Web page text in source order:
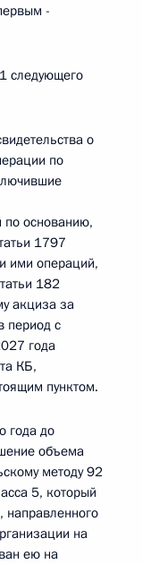
-
следующего
о
по
основанию,
1797
ими операций,
182
акциза за
период с
года
КБ,
пунктом.
года до
объема
методу 92
5, который
направленного
на
ею на